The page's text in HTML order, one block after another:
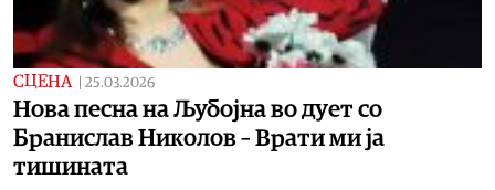
СЦЕНА 25.03.2026
Нова песна на Љубојна во дует со
Бранислав Николов – Врати ми ја
тишината